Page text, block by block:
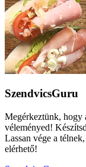
SzendvicsGuru
Megérkeztünk, hogy
véleményed!
Lassan vége a
elérhető!